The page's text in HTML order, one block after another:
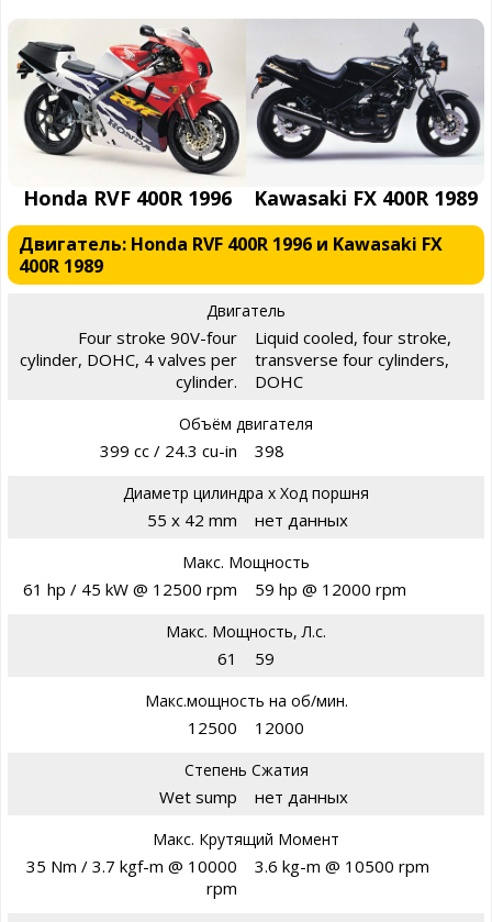
Honda RVF 400R 1996 Kawasaki FX 400R 1989
Двигатель: Honda RVF 400R 1996 и Kawasaki FX
400R 1989
Двигатель
Four stroke 90V-four
cylinder, DOHC, 4 valves per
cylinder.
Liquid cooled, four stroke,
transverse four cylinders,
DOHC
Объём двигателя
399 cc / 24.3 cu-in 398
Диаметр цилиндра х Ход поршня
55 x 42 mm нет данных
Макс. Мощность
61 hp / 45 kW @ 12500 rpm 59 hp @ 12000 rpm
Макс. Мощность, Л.с.
61 59
Макс.мощность на об/мин.
12500 12000
Степень Сжатия
Wet sump нет данных
Макс. Крутящий Момент
35 Nm / 3.7 kgf-m @ 10000
rpm
3.6 kg-m @ 10500 rpm